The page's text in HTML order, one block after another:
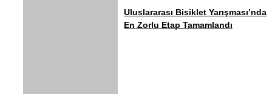
Uluslararası Bisiklet Yarışması’nda
En Zorlu Etap Tamamlandı